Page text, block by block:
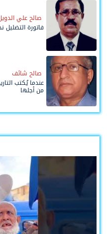
صالح علي
فاتورة التضليل
صالح شائف
عندما يُكتب
من أجلها